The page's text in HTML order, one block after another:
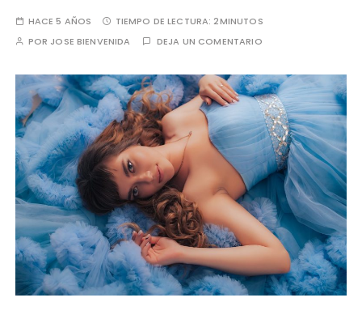
HACE 5 AÑOS TIEMPO DE LECTURA:2MINUTOS
POR JOSE BIENVENIDA DEJA UN COMENTARIO